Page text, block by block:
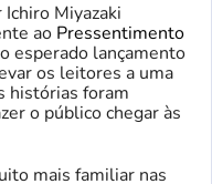
Miyazaki
ao Pressentimento
esperado lançamento
os leitores a uma
histórias foram
o público chegar às
mais familiar nas